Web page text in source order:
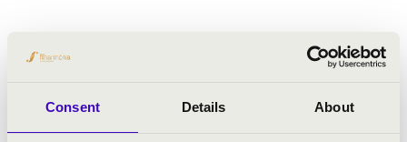
Consent Details About